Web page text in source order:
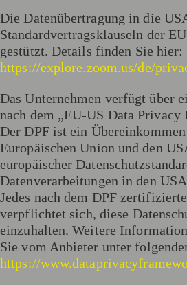
Die Datenübertragung in die
Standardvertragsklauseln der
gestützt. Details finden Sie hier:
https://explore.zoom.us/de/
Das Unternehmen verfügt über
nach dem „EU-US Data Privacy
Der DPF ist ein
Europäischen Union und den
europäischer
Datenverarbeitungen in den
Jedes nach dem DPF
verpflichtet sich, diese
einzuhalten. Weitere
Sie vom Anbieter unter
https://